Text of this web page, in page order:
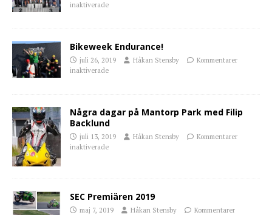
inaktiverade
Bikeweek Endurance!
juli 26, 2019 Håkan Stensby
Kommentarer
inaktiverade
Några dagar på Mantorp Park med Filip
Backlund
juli 13, 2019 Håkan Stensby
Kommentarer
inaktiverade
SEC Premiären 2019
maj 7, 2019 Håkan Stensby
Kommentarer